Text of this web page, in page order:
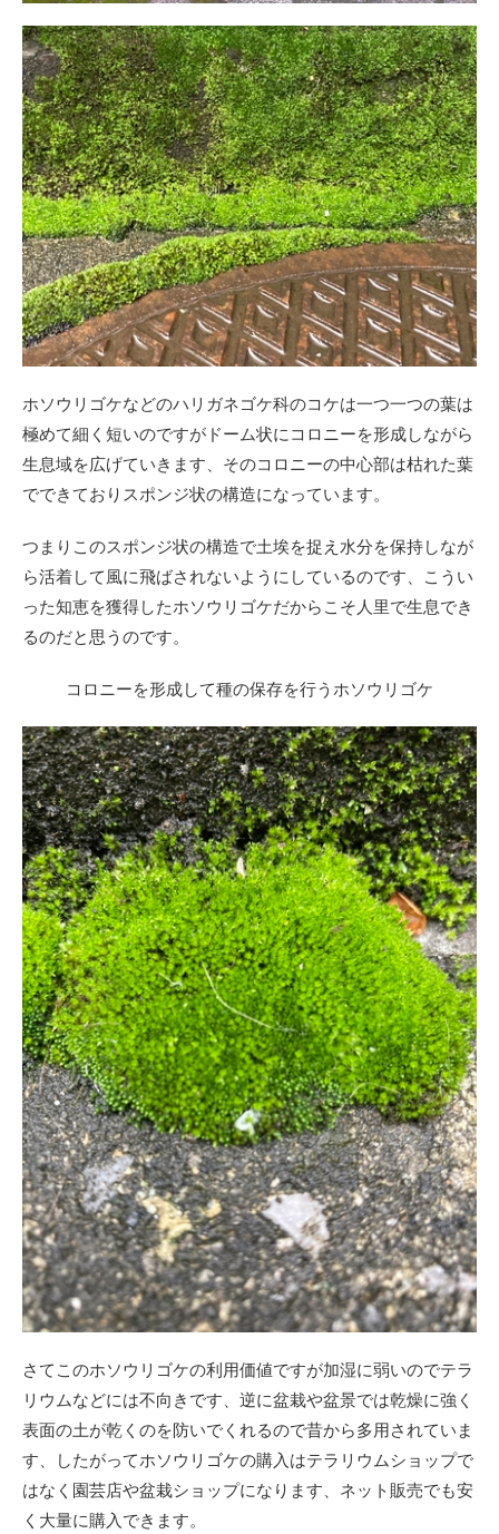
ホソウリゴケなどのハリガネゴケ科のコケは一つ一つの葉は
極めて細く短いのですがドーム状にコロニーを形成しながら
生息域を広げていきます、そのコロニーの中心部は枯れた葉
でできておりスポンジ状の構造になっています。
つまりこのスポンジ状の構造で土埃を捉え水分を保持しなが
ら活着して風に飛ばされないようにしているのです、こうい
った知恵を獲得したホソウリゴケだからこそ人里で生息でき
るのだと思うのです。
コロニーを形成して種の保存を行うホソウリゴケ
さてこのホソウリゴケの利用価値ですが加湿に弱いのでテラ
リウムなどには不向きです、逆に盆栽や盆景では乾燥に強く
表面の土が乾くのを防いでくれるので昔から多用されていま
す、したがってホソウリゴケの購入はテラリウムショップで
はなく園芸店や盆栽ショップになります、ネット販売でも安
く大量に購入できます。